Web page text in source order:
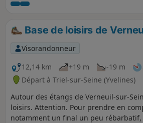
Base de loisirs de
Visorandonneur
12,14 km
+19 m -19 m
Départ à Triel-sur-Seine (Yvelines)
Autour des étangs de Verneuil-sur-
loisirs. Attention. Pour prendre en
notamment un final un peu rébarbatif,